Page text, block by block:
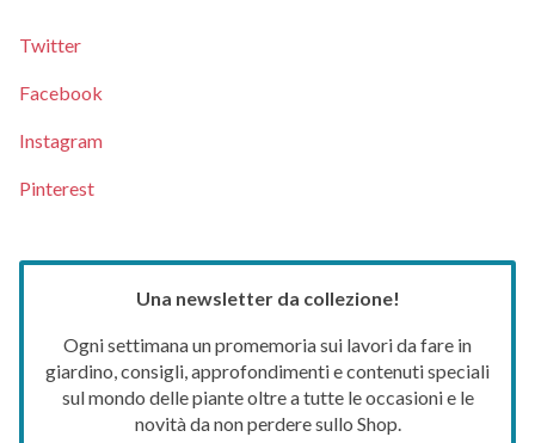
Twitter
Facebook
Instagram
Pinterest
Una newsletter da collezione!
Ogni settimana un promemoria sui lavori da fare in
giardino, consigli, approfondimenti e contenuti speciali
sul mondo delle piante oltre a tutte le occasioni e le
novità da non perdere sullo Shop.